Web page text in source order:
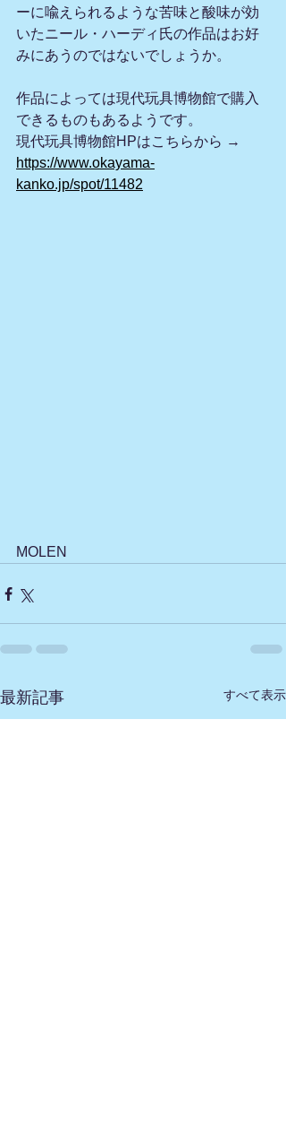
ーに喩えられるような苦味と酸味が効
いたニール・ハーディ氏の作品はお好
みにあうのではないでしょうか。
作品によっては現代玩具博物館で購入
できるものもあるようです。
現代玩具博物館HPはこちらから →
https://www.okayama-
kanko.jp/spot/11482
MOLEN
最新記事 すべて表示